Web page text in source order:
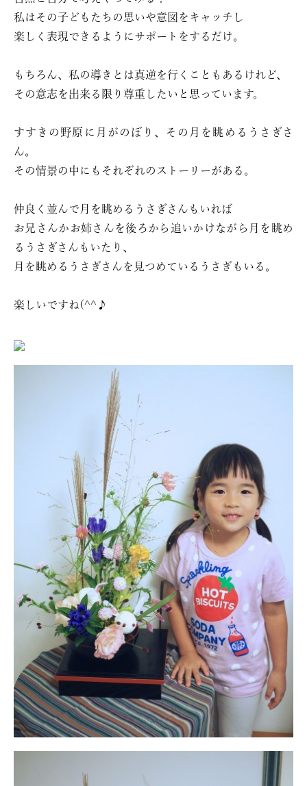
私はその子どもたちの思いや意図をキャッチし
楽しく表現できるようにサポートをするだけ。
もちろん、私の導きとは真逆を行くこともあるけれど、
その意志を出来る限り尊重したいと思っています。
すすきの野原に月がのぼり、その月を眺めるうさぎさ
ん。
その情景の中にもそれぞれのストーリーがある。
仲良く並んで月を眺めるうさぎさんもいれば
お兄さんかお姉さんを後ろから追いかけながら月を眺め
るうさぎさんもいたり、
月を眺めるうさぎさんを見つめているうさぎもいる。
楽しいですね(^^♪